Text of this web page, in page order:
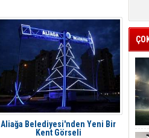
Aliağa Belediyesi'nden Yeni Bir
Kent Görseli